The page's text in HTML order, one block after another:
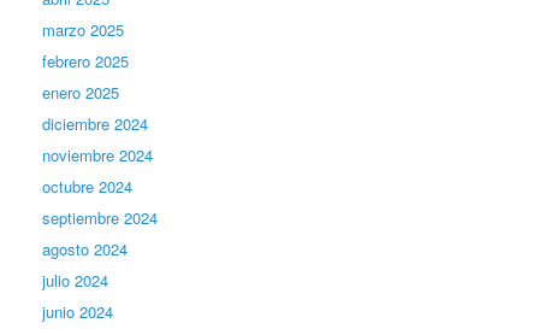
marzo 2025
febrero 2025
enero 2025
diciembre 2024
noviembre 2024
octubre 2024
septiembre 2024
agosto 2024
julio 2024
junio 2024